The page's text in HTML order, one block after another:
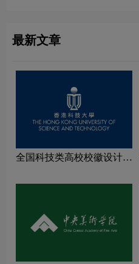
最新文章
全国科技类高校校徽设计理